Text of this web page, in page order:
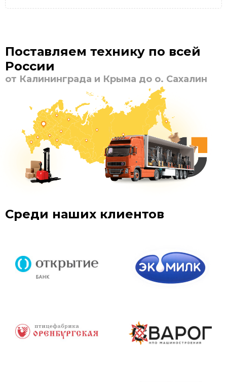
Поставляем технику по всей
России
от Калининграда и Крыма до о. Сахалин
Среди наших клиентов